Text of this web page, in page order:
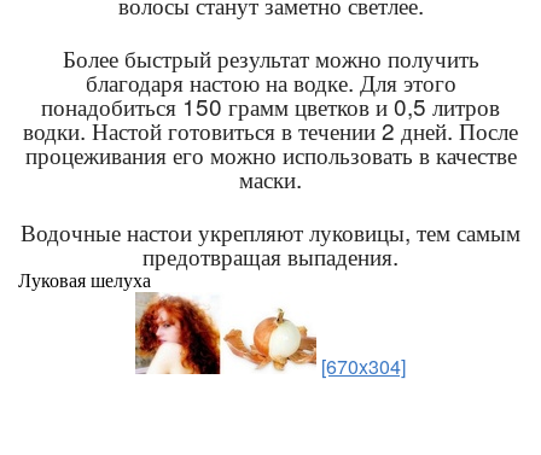
Более быстрый результат можно получить
благодаря настою на водке. Для этого
понадобиться 150 грамм цветков и 0,5 литров
водки. Настой готовиться в течении 2 дней. После
процеживания его можно использовать в качестве
маски.
Водочные настои укрепляют луковицы, тем самым
предотвращая выпадения.
Луковая шелуха
[670x304]